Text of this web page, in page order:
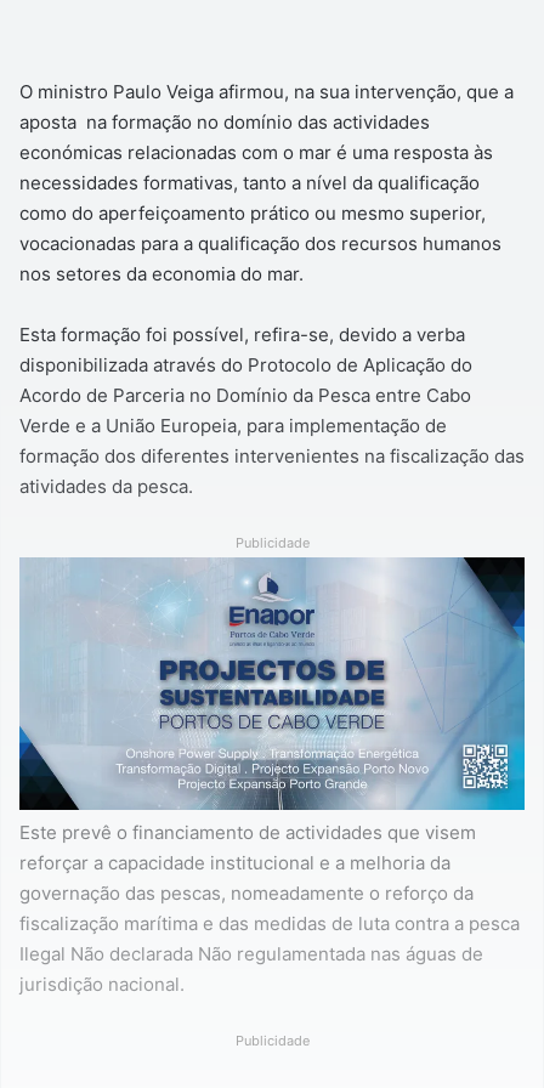
O ministro Paulo Veiga afirmou, na sua intervenção, que a
aposta na formação no domínio das actividades
económicas relacionadas com o mar é uma resposta às
necessidades formativas, tanto a nível da qualificação
como do aperfeiçoamento prático ou mesmo superior,
vocacionadas para a qualificação dos recursos humanos
nos setores da economia do mar.
Esta formação foi possível, refira-se, devido a verba
disponibilizada através do Protocolo de Aplicação do
Acordo de Parceria no Domínio da Pesca entre Cabo
Verde e a União Europeia, para implementação de
formação dos diferentes intervenientes na fiscalização das
atividades da pesca.
Publicidade
Este prevê o financiamento de actividades que visem
reforçar a capacidade institucional e a melhoria da
governação das pescas, nomeadamente o reforço da
fiscalização marítima e das medidas de luta contra a pesca
Ilegal Não declarada Não regulamentada nas águas de
jurisdição nacional.
Publicidade